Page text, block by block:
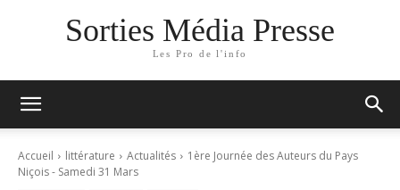
Sorties Média Presse
Les Pro de l'info
Accueil littérature Actualités
1ère Journée des Auteurs du Pays
Niçois - Samedi 31 Mars